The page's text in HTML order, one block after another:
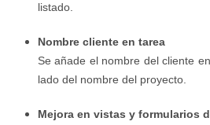
listado.
Nombre cliente en tarea
Se añade el nombre del cliente
lado del nombre del proyecto.
Mejora en vistas y formularios